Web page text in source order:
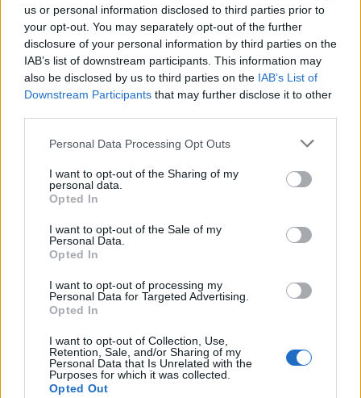
us or personal information disclosed to third parties prior to
your opt-out. You may separately opt-out of the further
disclosure of your personal information by third parties on the
IAB’s list of downstream participants. This information may
also be disclosed by us to third parties on the IAB’s List of
Downstream Participants that may further disclose it to other
Please note that this website/app uses one or more Google
not limited to your visit or usage behaviour. You may click to
grant or deny consent to Google and its third-party tags to
use your data for below specified purposes in below Google
consent section.
Personal Data Processing Opt Outs
I want to opt-out of the Sharing of my
personal data.
Opted In
I want to opt-out of the Sale of my
Personal Data.
Opted In
I want to opt-out of processing my
Personal Data for Targeted Advertising.
Opted In
I want to opt-out of Collection, Use,
Retention, Sale, and/or Sharing of my
Personal Data that Is Unrelated with the
Purposes for which it was collected.
Opted Out
Feliratkozom a hírlevélre és elfogadom azadatvédelmi
szabályzatot!
FELIRATKOZÁS
másodfokúra csökken a riasztás
Helyi hírek
Bicske vízellátása